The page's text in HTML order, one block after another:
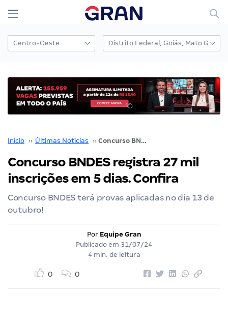
Início ›› Últimas Notícias ›› Concurso BNDES registra 27 mil inscrições em 5 dias. Confira
Concurso BNDES registra 27 mil
inscrições em 5 dias. Confira
Concurso BNDES terá provas aplicadas no dia 13 de
outubro!
Por Equipe Gran
Publicado em 31/07/24
4 min. de leitura
0 0